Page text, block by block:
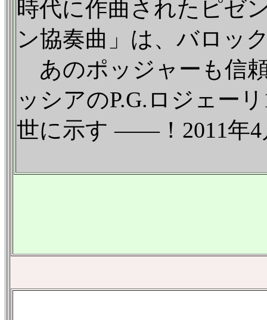
時代に作曲されたピゼ
ン協奏曲」は、バロッ
あのポッジャーも信
ッシアのP.G.ロジェー
世に示す ——！2011年4